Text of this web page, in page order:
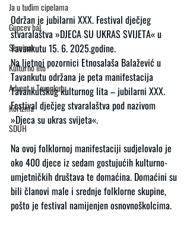
Ja u tuđim cipelama
Gupcev bal
Seminar
Kulturno lito
Advent u Tavankutu
Korizma
SDUH
Održan je jubilarni XXX. Festival dječjeg
stvaralaštva »DJECA SU UKRAS SVIJETA« u
Tavankutu 15. 6. 2025.godine.
Na ljetnoj pozornici Etnosalaša Balažević u
Tavankutu održana je peta manifestacija
Tavankutskog kulturnog lita – jubilarni XXX.
Festival dječjeg stvaralaštva pod nazivom
»Djeca su ukras svijeta«.
Na ovoj folklornoj manifestaciji sudjelovalo je
oko 400 djece iz sedam gostujućih kulturno-
umjetničkih društava te domaćina. Domaćini su
bili članovi male i srednje folklorne skupine,
pošto je festival namijenjen osnovnoškolcima.